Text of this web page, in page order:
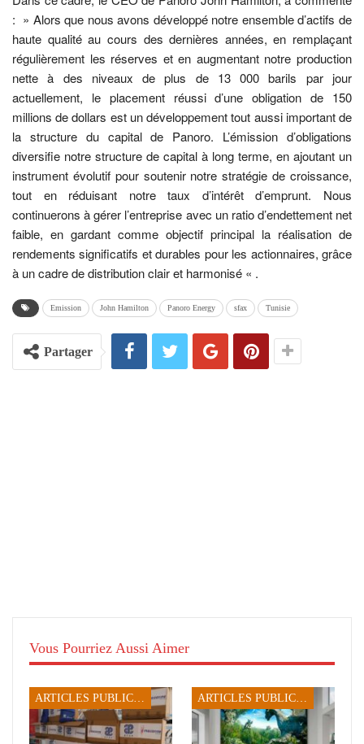
: » Alors que nous avons développé notre ensemble d’actifs de
haute qualité au cours des dernières années, en remplaçant
régulièrement les réserves et en augmentant notre production
nette à des niveaux de plus de 13 000 barils par jour
actuellement, le placement réussi d’une obligation de 150
millions de dollars est un développement tout aussi important de
la structure du capital de Panoro. L’émission d’obligations
diversifie notre structure de capital à long terme, en ajoutant un
instrument évolutif pour soutenir notre stratégie de croissance,
tout en réduisant notre taux d’intérêt d’emprunt. Nous
continuerons à gérer l’entreprise avec un ratio d’endettement net
faible, en gardant comme objectif principal la réalisation de
rendements significatifs et durables pour les actionnaires, grâce
à un cadre de distribution clair et harmonisé « .
Emission John Hamilton Panoro Energy sfax Tunisie
Partager
Vous Pourriez Aussi Aimer